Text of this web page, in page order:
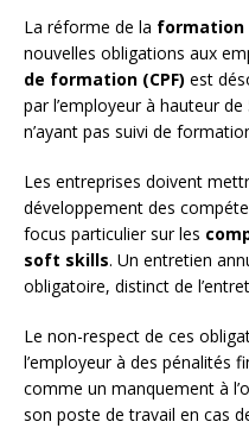
La réforme de la formation
nouvelles obligations aux
de formation (CPF) est
par l’employeur à hauteur
n’ayant pas suivi de
Les entreprises doivent
développement des
focus particulier sur les
soft skills. Un entretien
obligatoire, distinct de
Le non-respect de ces
l’employeur à des pénalités
comme un manquement à
son poste de travail en cas